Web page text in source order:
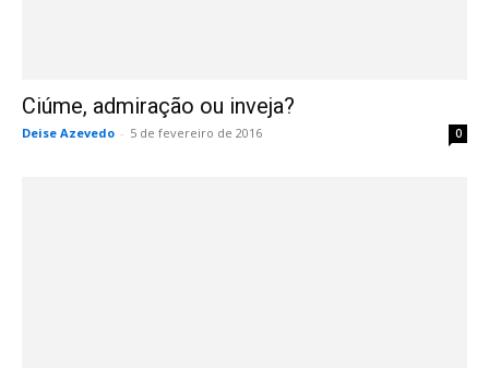
Ciúme, admiração ou inveja?
Deise Azevedo - 5 de fevereiro de 2016 0